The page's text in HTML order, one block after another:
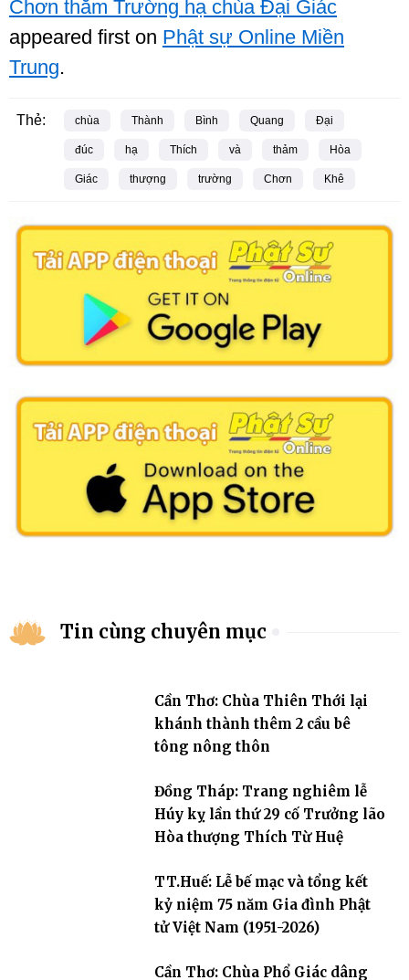
Chơn thăm Trường hạ chùa Đại Giác
appeared first on Phật sự Online Miền
Trung.
Thẻ: chùa Thành Bình Quang Đại
đúc hạ Thích và thảm Hòa
Giác thượng trường Chơn Khê
Tin cùng chuyên mục
Cần Thơ: Chùa Thiên Thới lại
khánh thành thêm 2 cầu bê
tông nông thôn
Đồng Tháp: Trang nghiêm lễ
Húy kỵ lần thứ 29 cố Trưởng lão
Hòa thượng Thích Từ Huệ
TT.Huế: Lễ bế mạc và tổng kết
kỷ niệm 75 năm Gia đình Phật
tử Việt Nam (1951-2026)
Cần Thơ: Chùa Phổ Giác dâng